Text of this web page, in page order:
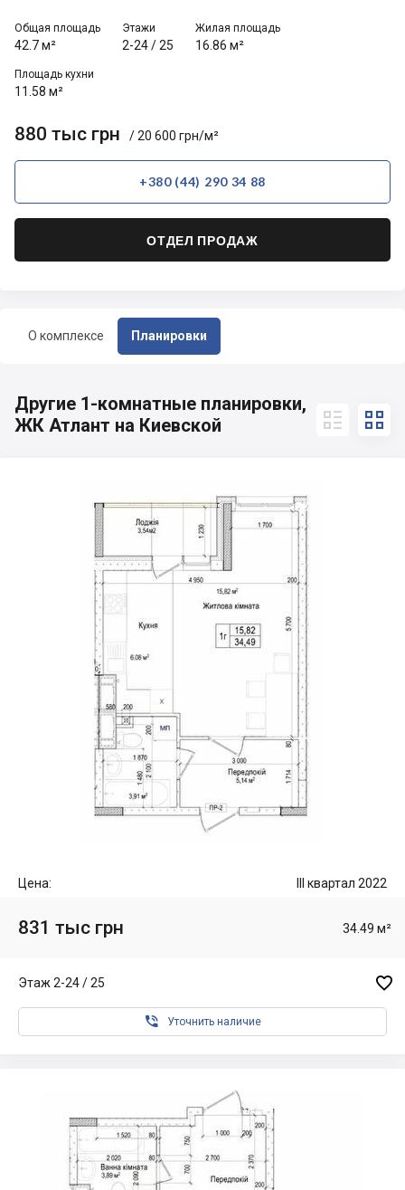
О комплексе Планировки
Общая площадь
42.7 м²
Этажи
2-24/25
Жилая площадь
16.86 м²
Площадь кухни
11.58 м²
880 тыс грн / 20 600 грн/м²
+380 (44) 290 34 88
ОТДЕЛ ПРОДАЖ
Другие 1-комнатные планировки,
ЖК Атлант на Киевской
 
Цена: III квартал 2022
831 тыс грн 34.49 м²
Этаж 2-24 / 25 
 Уточнить наличие